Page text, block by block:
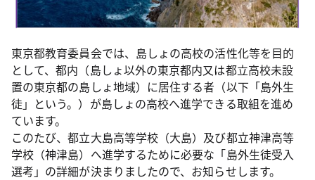
東京都教育委員会では、島しょの高校の活性化等を目的
として、都内（島しょ以外の東京都内又は都立高校未設
置の東京都の島しょ地域）に居住する者（以下「島外生
徒」という。）が島しょの高校へ進学できる取組を進め
ています。
このたび、都立大島高等学校（大島）及び都立神津高等
学校（神津島）へ進学するために必要な「島外生徒受入
選考」の詳細が決まりましたので、お知らせします。